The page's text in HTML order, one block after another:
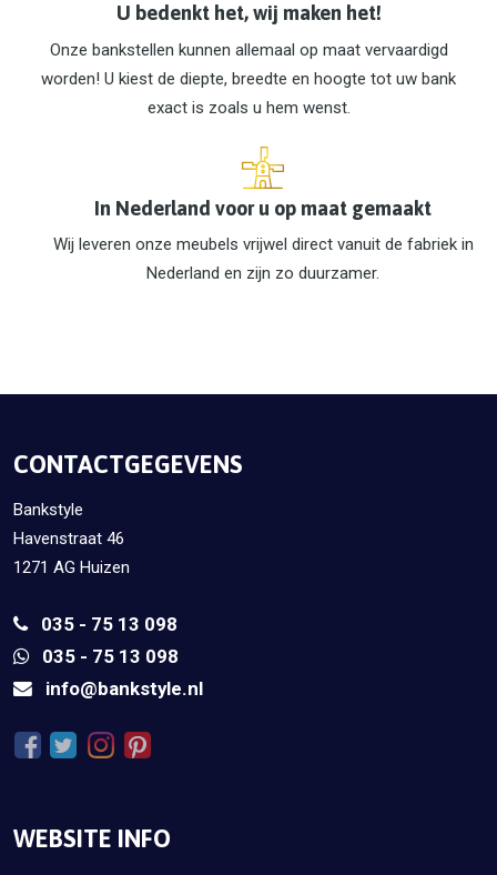
U bedenkt het, wij maken het!
Onze bankstellen kunnen allemaal op maat vervaardigd
worden! U kiest de diepte, breedte en hoogte tot uw bank
exact is zoals u hem wenst.
In Nederland voor u op maat gemaakt
Wij leveren onze meubels vrijwel direct vanuit de fabriek in
Nederland en zijn zo duurzamer.
CONTACTGEGEVENS
Bankstyle
Havenstraat 46
1271 AG Huizen
035 - 75 13 098
035 - 75 13 098
info@bankstyle.nl
WEBSITE INFO